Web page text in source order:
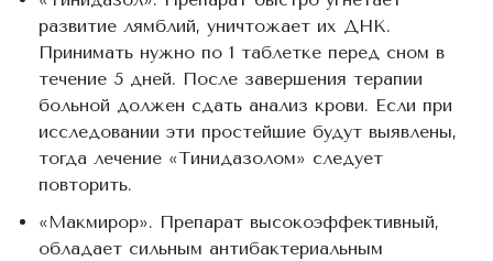
развитие лямблий, уничтожает их ДНК.
Принимать нужно по 1 таблетке перед сном в
течение 5 дней. После завершения терапии
больной должен сдать анализ крови. Если при
исследовании эти простейшие будут выявлены,
тогда лечение «Тинидазолом» следует
повторить.
«Макмирор». Препарат высокоэффективный,
обладает сильным антибактериальным